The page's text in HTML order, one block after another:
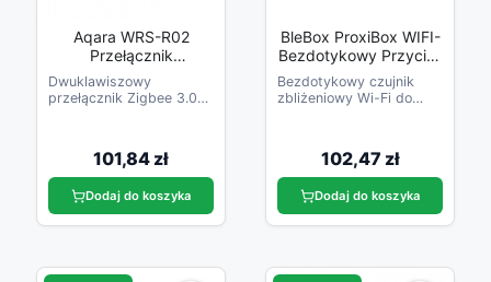
Aqara WRS-R02
Przełącznik
Bezprzewodowy
Zigbee 3.0 H1
Dwuklawiszowy
przełącznik Zigbee 3.0
101,84 zł
Dodaj do koszyka
BleBox ProxiBox WIFI-
Bezdotykowy Przycisk
Montaż Pod Blatem,
Płytką, Itp.
Bezdotykowy czujnik
zbliżeniowy Wi-Fi do
102,47 zł
Dodaj do koszyka